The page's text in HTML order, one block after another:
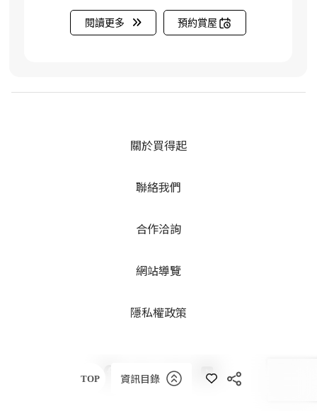
閱讀更多 預約賞屋
TOP 資訊目錄
關於買得起
聯絡我們
合作洽詢
網站導覽
隱私權政策